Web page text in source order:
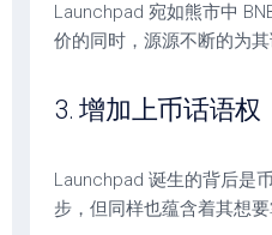
Launchpad 宛如熊市中
价的同时，源源不断的为其
3. 增加上币话语权
Launchpad 诞生的背后是
步，但同样也蕴含着其想